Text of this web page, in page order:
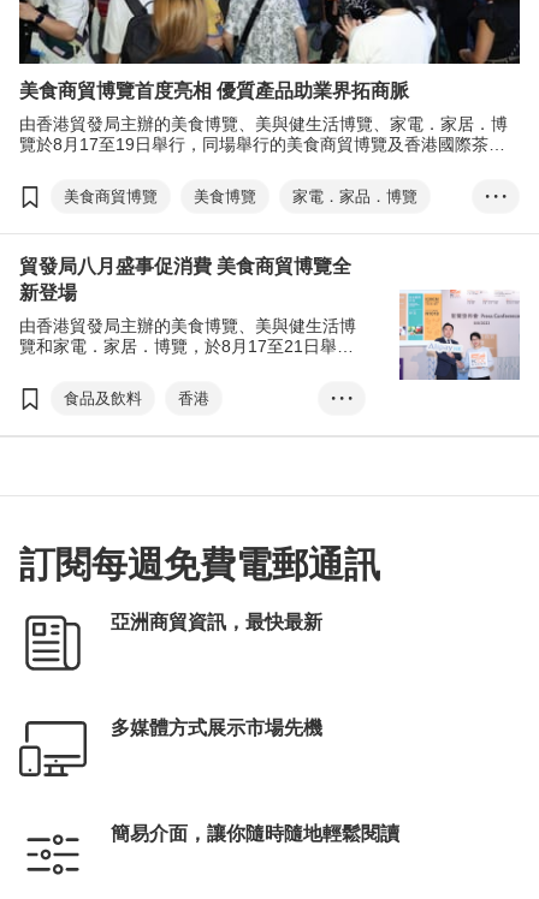
美食商貿博覽首度亮相 優質產品助業界拓商脈
由香港貿發局主辦的美食博覽、美與健生活博覽、家電．家居．博
覽於8月17至19日舉行，同場舉行的美食商貿博覽及香港國際茶展
美食商貿博覽 美食博覽
家電．家品．博覽
美與健生活博覽
香港國際茶展
國際現代化中醫藥及健康產品會議
電子消費券
林健岳
掃碼易
• • •
貿發局八月盛事促消費 美食商貿博覽全
新登場
由香港貿發局主辦的美食博覽、美與健生活博
覽和家電．家居．博覽，於8月17至21日舉
兩項貿易展覽，亦於8月17至19日同場亮相。
食品及飲料
香港
美食商貿博覽
美食博覽
國際現代化中醫藥及健康產品會議
電子消費券
張淑芬
• • •
訂閱每週免費電郵通訊
亞洲商貿資訊，最快最新
多媒體方式展示市場先機
簡易介面，讓你隨時隨地輕鬆閱讀